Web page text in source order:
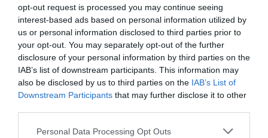
opt-out request is processed you may continue seeing
interest-based ads based on personal information utilized by
us or personal information disclosed to third parties prior to
your opt-out. You may separately opt-out of the further
disclosure of your personal information by third parties on the
IAB’s list of downstream participants. This information may
also be disclosed by us to third parties on the IAB’s List of
Downstream Participants that may further disclose it to other
Please note that this website/app uses one or more Google
Personal Data Processing Opt Outs
03.11.2025 - 22:44